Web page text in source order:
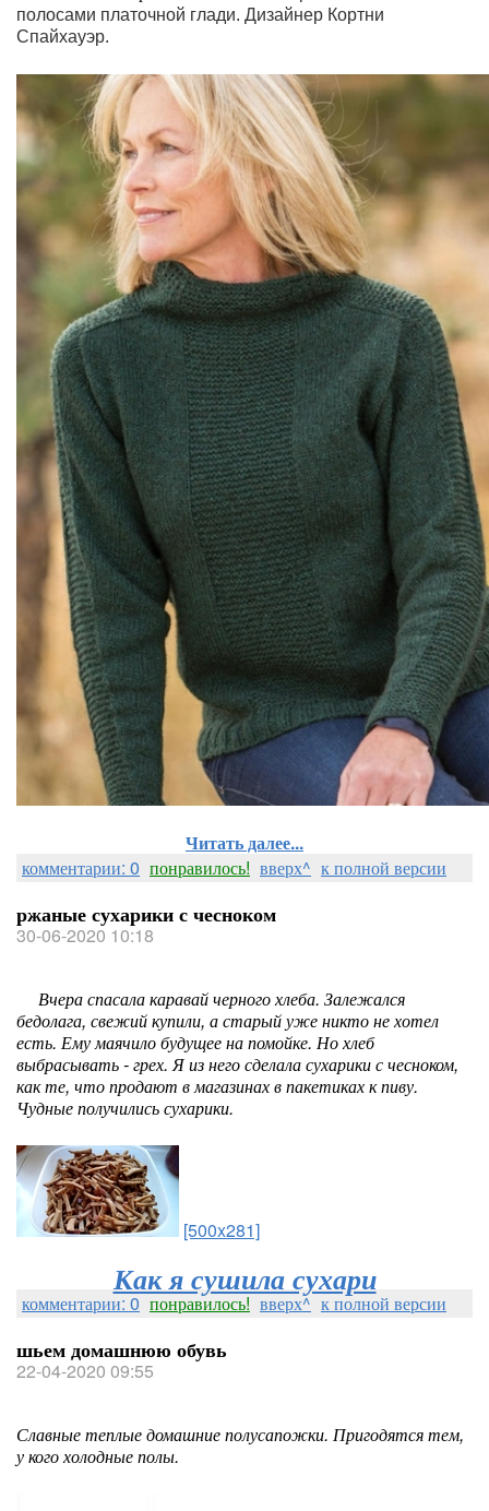
полосами платочной глади. Дизайнер Кортни
Спайхауэр.
Читать далее...
комментарии: 0 понравилось! вверх^ к полной версии
ржаные сухарики с чесноком
30-06-2020 10:18
Вчера спасала каравай черного хлеба. Залежался
бедолага, свежий купили, а старый уже никто не хотел
есть. Ему маячило будущее на помойке. Но хлеб
выбрасывать - грех. Я из него сделала сухарики с чесноком,
как те, что продают в магазинах в пакетиках к пиву.
Чудные получились сухарики.
[500x281]
Как я сушила сухари
комментарии: 0 понравилось! вверх^ к полной версии
шьем домашнюю обувь
22-04-2020 09:55
Славные теплые домашние полусапожки. Пригодятся тем,
у кого холодные полы.